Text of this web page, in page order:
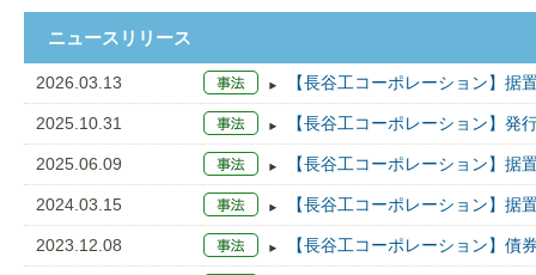
ニュースリリース
2026.03.13 【長谷工コーポレーション】据
2025.10.31 【長谷工コーポレーション】発
2025.06.09 【長谷工コーポレーション】据
2024.03.15 【長谷工コーポレーション】据
2023.12.08 【長谷工コーポレーション】債